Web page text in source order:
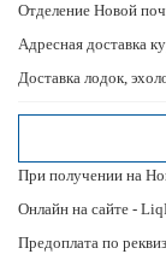
Отделение Новой
Адресная доставка
Доставка лодок,
При получении на
Онлайн на сайте -
Предоплата по